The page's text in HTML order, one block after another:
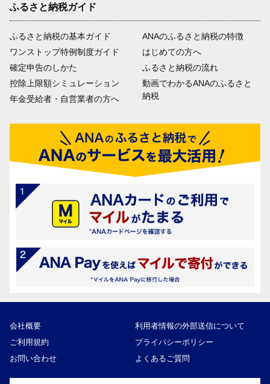
ふるさと納税ガイド
ふるさと納税の基本ガイド
ワンストップ特例制度ガイド
確定申告のしかた
控除上限額シミュレーション
年金受給者・自営業者の方へ
ANAのふるさと納税の特徴
はじめての方へ
ふるさと納税の流れ
動画でわかるANAのふるさと
納税
会社概要
利用者情報の外部送信について
ご利用規約
プライバシーポリシー
お問い合わせ
よくあるご質問